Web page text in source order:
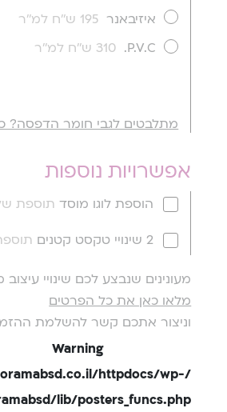
איזיבאנר 195 ש''ח למ''ר
P.V.C.
310 ש''ח למ''ר
מתלבטים לגבי חומר הדפסה?
אפשרויות נוספות
הוספת לוגו מוסד תוספת של 90
2 שינויי טקסט קטנים תוספת
מעונינים שנבצע לכם שינויי
מלאו כאן את כל הפרטים
וניצור אתכם קשר להשלמת
Warning
httpdocs/wp-
lib/posters_funcs.php